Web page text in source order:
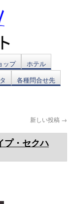
ップ
ホテル
各種問合せ先
新しい投稿 →
プ・セクハ